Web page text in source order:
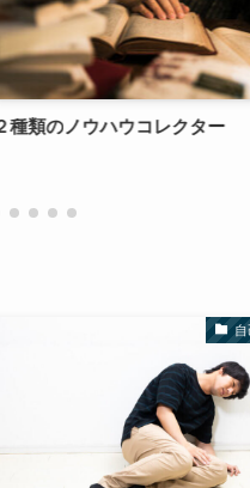
コレクター
ブログ更
自